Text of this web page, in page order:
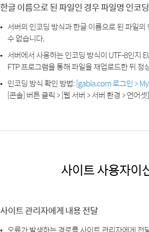
한글 이름으로 된 파일인 경우 파일명 인코
서버의 인코딩 방식과 한글 이름으로 된 파일
수 없습니다.
서버에서 사용하는 인코딩 방식이 UTF-8인지
FTP 프로그램을 통해 파일을 재업로드한 뒤
인코딩 방식 확인 방법:[gabia.com 로그인 >
[콘솔] 버튼 클릭 > [웹 서버 > 서버 환경 > 언어
사이트 사용자이
사이트 관리자에게 내용 전달